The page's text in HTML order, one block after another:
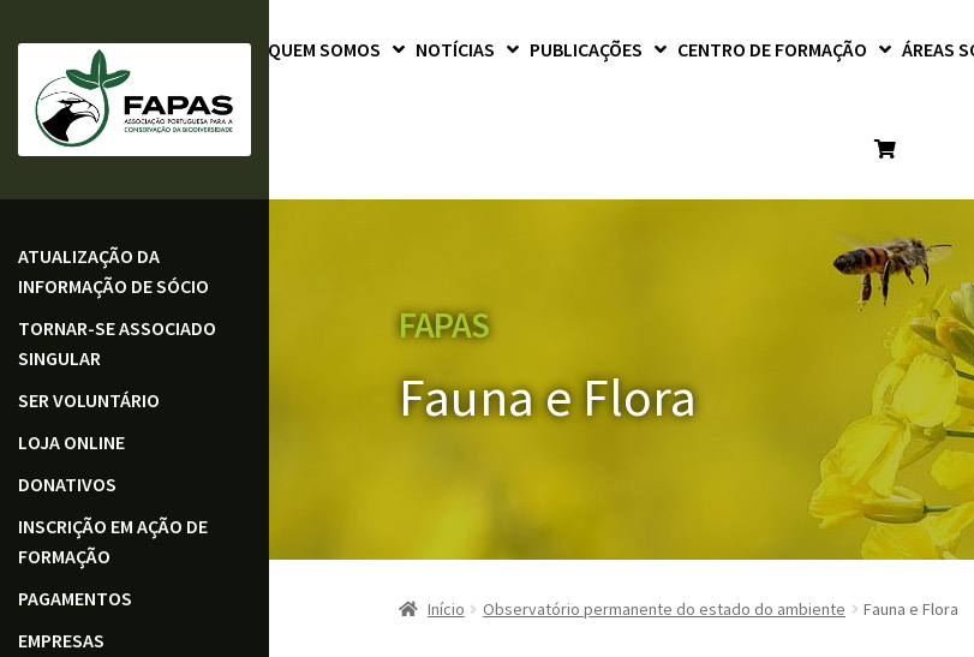
QUEM SOMOS NOTÍCIAS PUBLICAÇÕES CENTRO DE FORMAÇÃO ÁREAS
ATUALIZAÇÃO DA
INFORMAÇÃO DE SÓCIO
TORNAR-SE ASSOCIADO
SINGULAR
SER VOLUNTÁRIO
LOJA ONLINE
DONATIVOS
INSCRIÇÃO EM AÇÃO DE
FORMAÇÃO
PAGAMENTOS
EMPRESAS
FAPAS
Fauna e Flora
Início Observatório permanente do estado do ambiente Fauna e Flora